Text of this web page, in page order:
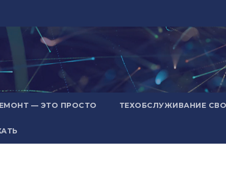
— ЭТО ПРОСТО ТЕХОБСЛУЖИВАНИЕ